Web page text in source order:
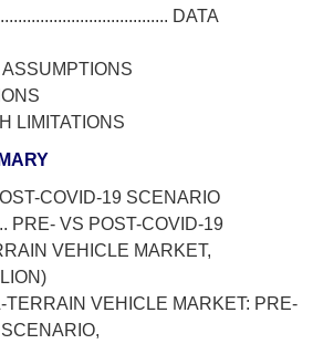
DATA
COVID-19 SCENARIO
VS POST-COVID-19
VEHICLE MARKET,
VEHICLE MARKET: PRE-